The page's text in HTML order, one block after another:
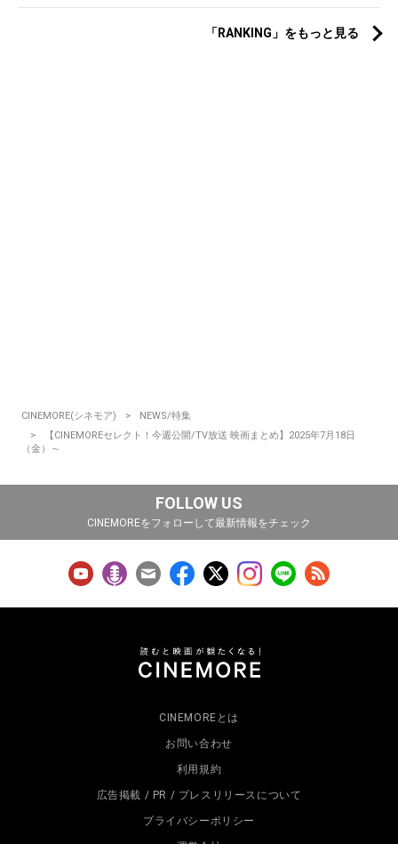
「RANKING」をもっと見る
CINEMORE(シネモア)
NEWS/特集
【CINEMOREセレクト！今週公開/TV放送 映画まとめ】2025年7月18日
（金）～
FOLLOW US
CINEMOREをフォローして最新情報をチェック
CINEMOREとは
お問い合わせ
利用規約
広告掲載 / PR / プレスリリースについて
プライバシーポリシー